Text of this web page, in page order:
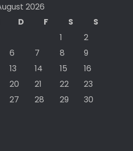
2026
D F S
S
1
2
6 7 8
9
13 14 15
16
20 21 22
23
27 28 29
30